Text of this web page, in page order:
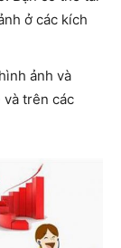
ở các kích
ảnh và
trên các